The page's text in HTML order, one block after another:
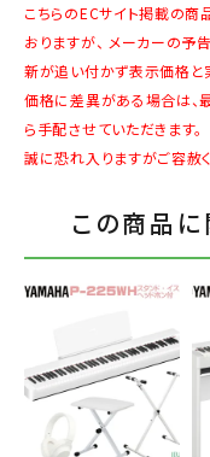
こちらのECサイト掲載の
おりますが、 メーカーの予
新が追い付かず表示価格と
価格に差異がある場合は、
ら手配させていただきます。
誠に恐れ入りますがご容赦く
この商品